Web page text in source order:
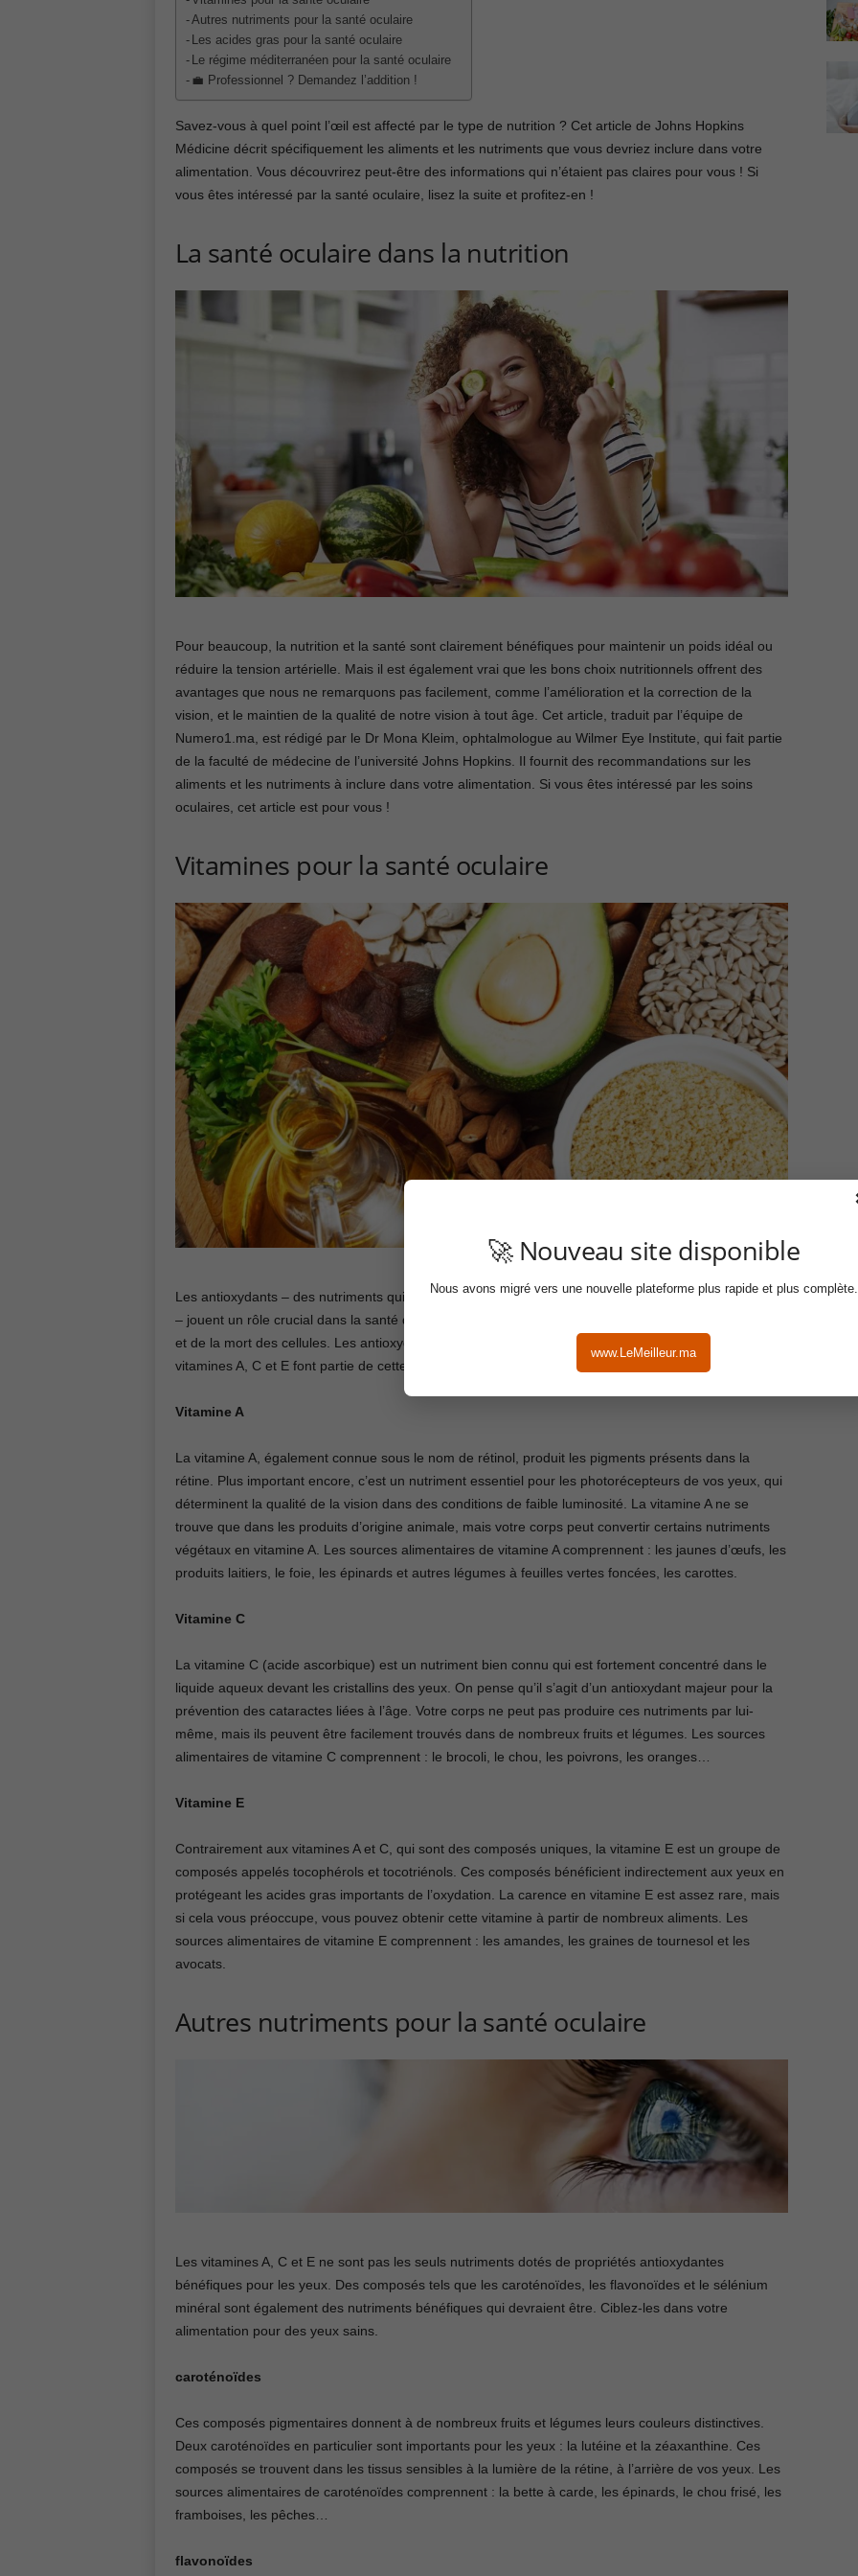
🚀 Nouveau site disponible
Nous avons migré vers une nouvelle plateforme plus rapide et plus complète.
www.LeMeilleur.ma
Autres nutriments pour la santé oculaire
Les acides gras pour la santé oculaire
Le régime méditerranéen pour la santé oculaire
💼 Professionnel ? Demandez l’addition !
Savez-vous à quel point l’œil est affecté par le type de nutrition ? Cet article de Johns Hopkins
Médicine décrit spécifiquement les aliments et les nutriments que vous devriez inclure dans votre
alimentation. Vous découvrirez peut-être des informations qui n’étaient pas claires pour vous ! Si
vous êtes intéressé par la santé oculaire, lisez la suite et profitez-en !
La santé oculaire dans la nutrition
Pour beaucoup, la nutrition et la santé sont clairement bénéfiques pour maintenir un poids idéal ou
réduire la tension artérielle. Mais il est également vrai que les bons choix nutritionnels offrent des
avantages que nous ne remarquons pas facilement, comme l’amélioration et la correction de la
vision, et le maintien de la qualité de notre vision à tout âge. Cet article, traduit par l’équipe de
Numero1.ma, est rédigé par le Dr Mona Kleim, ophtalmologue au Wilmer Eye Institute, qui fait partie
de la faculté de médecine de l’université Johns Hopkins. Il fournit des recommandations sur les
aliments et les nutriments à inclure dans votre alimentation. Si vous êtes intéressé par les soins
oculaires, cet article est pour vous !
Vitamines pour la santé oculaire
Les antioxydants – des nutriments qui éliminent les agents oxydants potentiellement nocifs du corps
– jouent un rôle crucial dans la santé de nos yeux. L’oxydation est l’une des causes du vieillissement
et de la mort des cellules. Les antioxydants ralentissent ce processus de plusieurs manières. Les
vitamines A, C et E font partie de cette catégorie de nutriments.
Vitamine A
La vitamine A, également connue sous le nom de rétinol, produit les pigments présents dans la
rétine. Plus important encore, c’est un nutriment essentiel pour les photorécepteurs de vos yeux, qui
déterminent la qualité de la vision dans des conditions de faible luminosité. La vitamine A ne se
trouve que dans les produits d’origine animale, mais votre corps peut convertir certains nutriments
végétaux en vitamine A. Les sources alimentaires de vitamine A comprennent : les jaunes d’œufs, les
produits laitiers, le foie, les épinards et autres légumes à feuilles vertes foncées, les carottes.
Vitamine C
La vitamine C (acide ascorbique) est un nutriment bien connu qui est fortement concentré dans le
liquide aqueux devant les cristallins des yeux. On pense qu’il s’agit d’un antioxydant majeur pour la
prévention des cataractes liées à l’âge. Votre corps ne peut pas produire ces nutriments par lui-
même, mais ils peuvent être facilement trouvés dans de nombreux fruits et légumes. Les sources
alimentaires de vitamine C comprennent : le brocoli, le chou, les poivrons, les oranges…
Vitamine E
Contrairement aux vitamines A et C, qui sont des composés uniques, la vitamine E est un groupe de
composés appelés tocophérols et tocotriénols. Ces composés bénéficient indirectement aux yeux en
protégeant les acides gras importants de l’oxydation. La carence en vitamine E est assez rare, mais
si cela vous préoccupe, vous pouvez obtenir cette vitamine à partir de nombreux aliments. Les
sources alimentaires de vitamine E comprennent : les amandes, les graines de tournesol et les
avocats.
Autres nutriments pour la santé oculaire
Les vitamines A, C et E ne sont pas les seuls nutriments dotés de propriétés antioxydantes
bénéfiques pour les yeux. Des composés tels que les caroténoïdes, les flavonoïdes et le sélénium
minéral sont également des nutriments bénéfiques qui devraient être. Ciblez-les dans votre
alimentation pour des yeux sains.
caroténoïdes
Ces composés pigmentaires donnent à de nombreux fruits et légumes leurs couleurs distinctives.
Deux caroténoïdes en particulier sont importants pour les yeux : la lutéine et la zéaxanthine. Ces
composés se trouvent dans les tissus sensibles à la lumière de la rétine, à l’arrière de vos yeux. Les
sources alimentaires de caroténoïdes comprennent : la bette à carde, les épinards, le chou frisé, les
framboises, les pêches…
flavonoïdes